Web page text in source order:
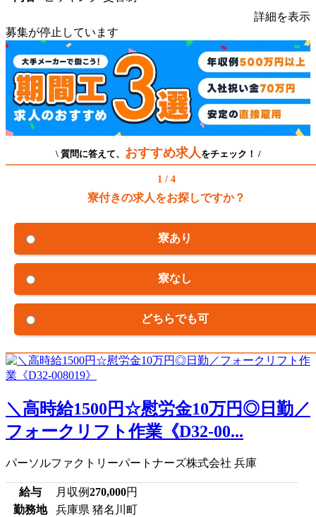
詳細を表示
募集が停止しています
\ 質問に答えて、 おすすめ求人 をチェック！ /
1 / 4
寮付きの求人をお探しですか？
寮あり
寮なし
どちらでも可
＼高時給1500円☆慰労金10万円◎日勤／
フォークリフト作業《D32-00...
パーソルファクトリーパートナーズ株式会社 兵庫
給与 月収例270,000円
勤務地
兵庫県 猪名川町